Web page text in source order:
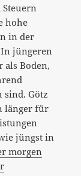
hohe
in der
jüngeren
als Boden,
sind. Götz
länger für
jüngst in
morgen